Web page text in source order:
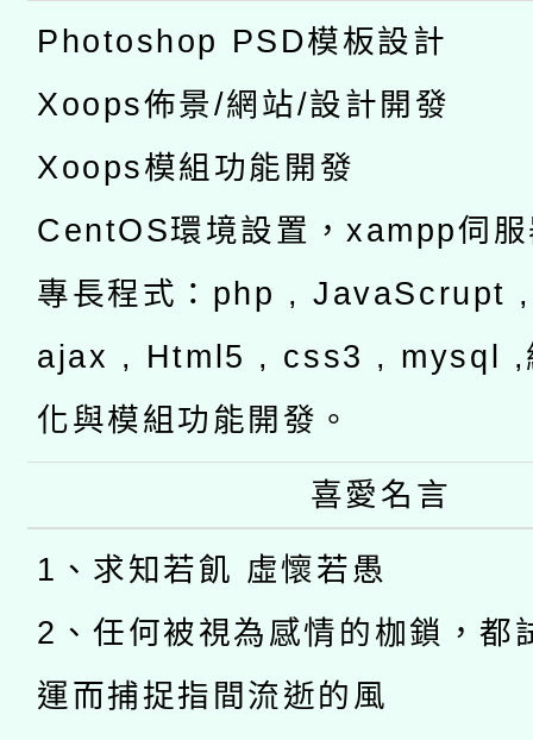
Photoshop PSD模板設計
Xoops佈景/網站/設計開發
Xoops模組功能開發
CentOS環境設置，xampp伺
專長程式：php , JavaScrupt
ajax , Html5 , css3 , mysql ,
化與模組功能開發。
喜愛名言
1、求知若飢 虛懷若愚
2、任何被視為感情的枷鎖，都
運而捕捉指間流逝的風